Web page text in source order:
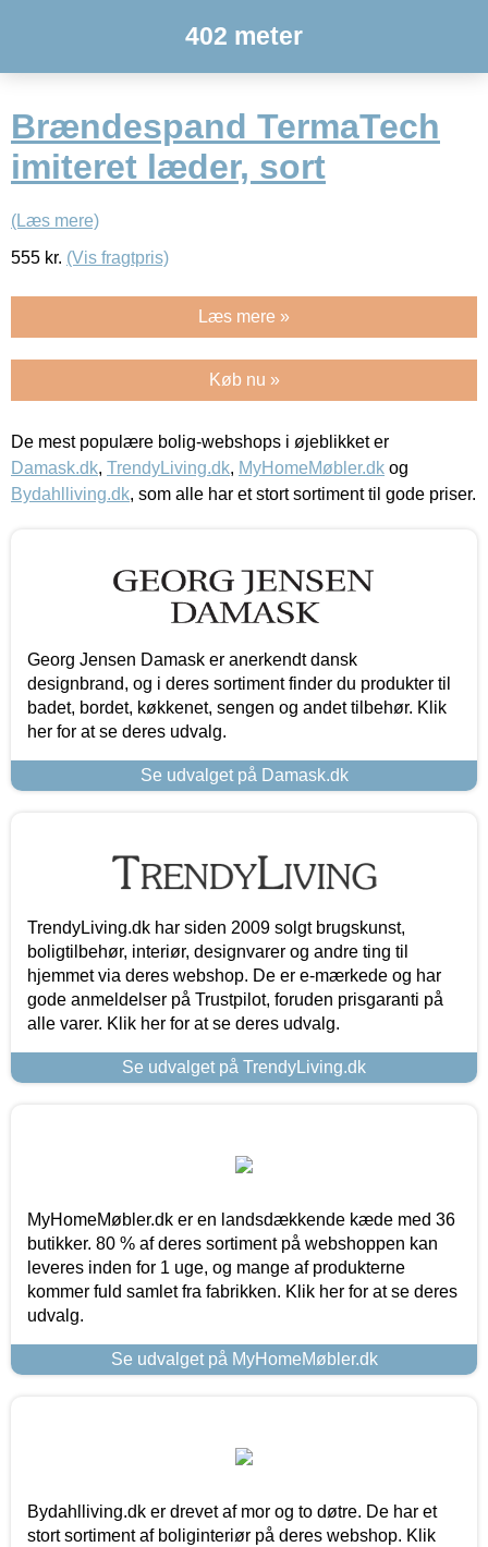
402 meter
Brændespand TermaTech
imiteret læder, sort
(Læs mere)
555 kr. (Vis fragtpris)
Læs mere »
Køb nu »
De mest populære bolig-webshops i øjeblikket er
Damask.dk, TrendyLiving.dk, MyHomeMøbler.dk og
Bydahlliving.dk, som alle har et stort sortiment til gode priser.
Georg Jensen Damask er anerkendt dansk
designbrand, og i deres sortiment finder du produkter til
badet, bordet, køkkenet, sengen og andet tilbehør. Klik
her for at se deres udvalg.
Se udvalget på Damask.dk
TrendyLiving.dk har siden 2009 solgt brugskunst,
boligtilbehør, interiør, designvarer og andre ting til
hjemmet via deres webshop. De er e-mærkede og har
gode anmeldelser på Trustpilot, foruden prisgaranti på
alle varer. Klik her for at se deres udvalg.
Se udvalget på TrendyLiving.dk
MyHomeMøbler.dk er en landsdækkende kæde med 36
butikker. 80 % af deres sortiment på webshoppen kan
leveres inden for 1 uge, og mange af produkterne
kommer fuld samlet fra fabrikken. Klik her for at se deres
udvalg.
Se udvalget på MyHomeMøbler.dk
Bydahlliving.dk er drevet af mor og to døtre. De har et
stort sortiment af boliginteriør på deres webshop. Klik